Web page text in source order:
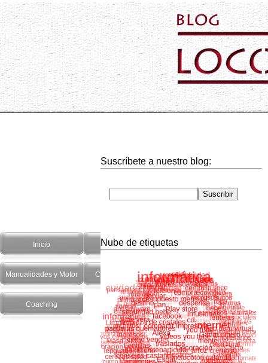
Inicio Hogar
Manualidades y Motor Cuidado Personal Salud y recetas
Coaching
Suscríbete a nuestro blog:
Nube de etiquetas